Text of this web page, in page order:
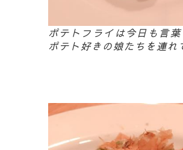
ポテトフライは今日も言葉
ポテト好きの娘たちを連れ